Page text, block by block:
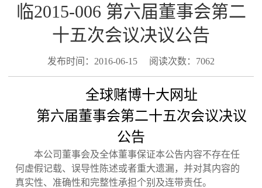
临2015-006 第六届董事会第二
十五次会议决议公告
发布时间：2016-06-15 阅读次数：7062
全球赌博十大网址
第六届董事会第二十五次会议决议
公告
本公司董事会及全体董事保证本公告内容不存在任
何虚假记载、误导性陈述或者重大遗漏，并对其内容的
真实性、准确性和完整性承担个别及连带责任。